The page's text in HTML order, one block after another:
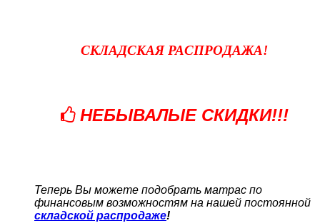
СКЛАДСКАЯ РАСПРОДАЖА!
НЕБЫВАЛЫЕ СКИДКИ!!!
Теперь Вы можете подобрать матрас по
финансовым возможностям на нашей постоянной
складской распродаже!